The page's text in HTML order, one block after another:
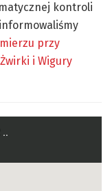
kontroli
przy
i Wigury